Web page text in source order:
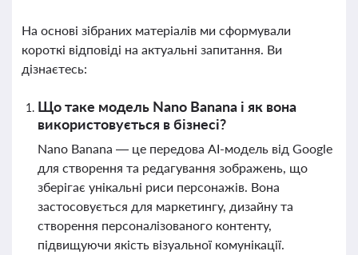
На основі зібраних матеріалів ми сформували
короткі відповіді на актуальні запитання. Ви
дізнаєтесь:
Що таке модель Nano Banana і як вона
використовується в бізнесі?
Nano Banana — це передова AI-модель від Google
для створення та редагування зображень, що
зберігає унікальні риси персонажів. Вона
застосовується для маркетингу, дизайну та
створення персоналізованого контенту,
підвищуючи якість візуальної комунікації.